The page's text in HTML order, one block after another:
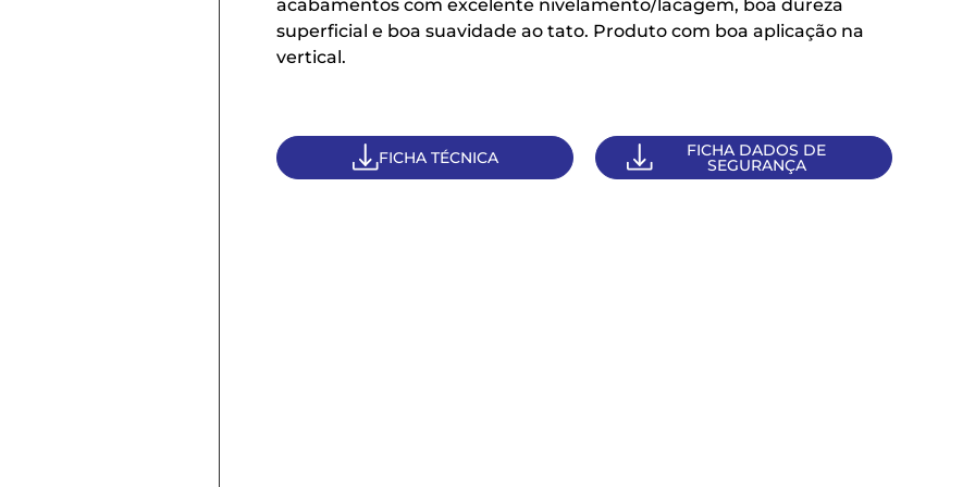
acabamentos com excelente nivelamento/lacagem, boa dureza
superficial e boa suavidade ao tato. Produto com boa aplicação na
vertical.
FICHA TÉCNICA FICHA DADOS DE
SEGURANÇA